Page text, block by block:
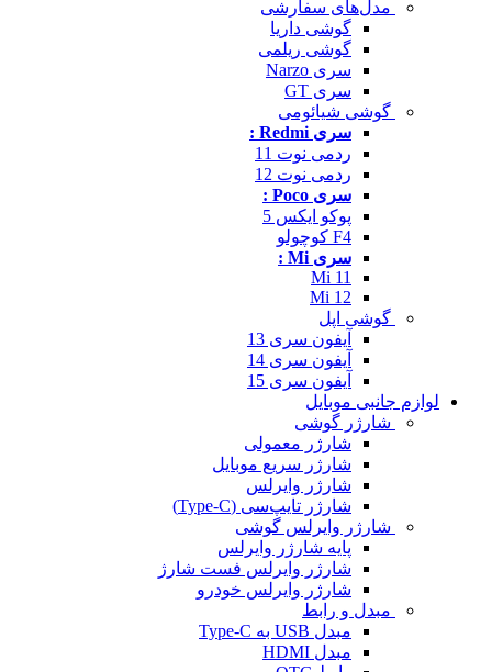
مدل‌های سفارشی
گوشی داریا
گوشی ریلمی
سری Narzo
سری GT
گوشی شیائومی
سری Redmi :
ردمی نوت 11
ردمی نوت 12
سری Poco :
پوکو ایکس 5
F4 کوچولو
سری Mi :
Mi 11
Mi 12
گوشی اپل
آیفون سری 13
آیفون سری 14
آیفون سری 15
لوازم جانبی موبایل
شارژر گوشی
شارژر معمولی
شارژر سریع موبایل
شارژر وایرلس
شارژر تایپ‌سی (Type-C)
شارژر وایرلس گوشی
پایه شارژر وایرلس
شارژر وایرلس فست شارژ
شارژر وایرلس خودرو
مبدل و رابط
مبدل USB به Type-C
مبدل HDMI